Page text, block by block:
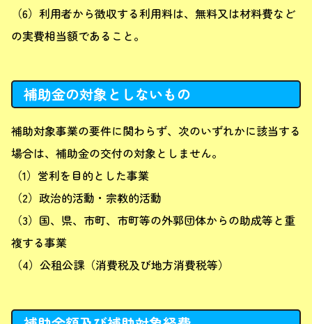
（6）利用者から徴収する利用料は、無料又は材料費など
の実費相当額であること。
補助金の対象としないもの
補助対象事業の要件に関わらず、次のいずれかに該当する
場合は、補助金の交付の対象としません。
（1）営利を目的とした事業
（2）政治的活動・宗教的活動
（3）国、県、市町、市町等の外郭団体からの助成等と重
複する事業
（4）公租公課（消費税及び地方消費税等）